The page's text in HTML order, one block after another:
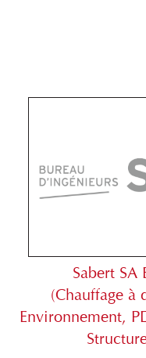
Sabert SA
(Chauffage à
Environnement,